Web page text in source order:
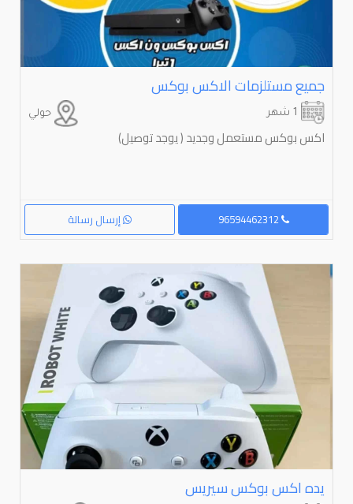
جميع مستلزمات الاكس بوكس
حولي
اكس بوكس مستعمل وجديد ( يوجد توصيل)
إرسال رسالة 96594462312
يده اكس بوكس سيريس